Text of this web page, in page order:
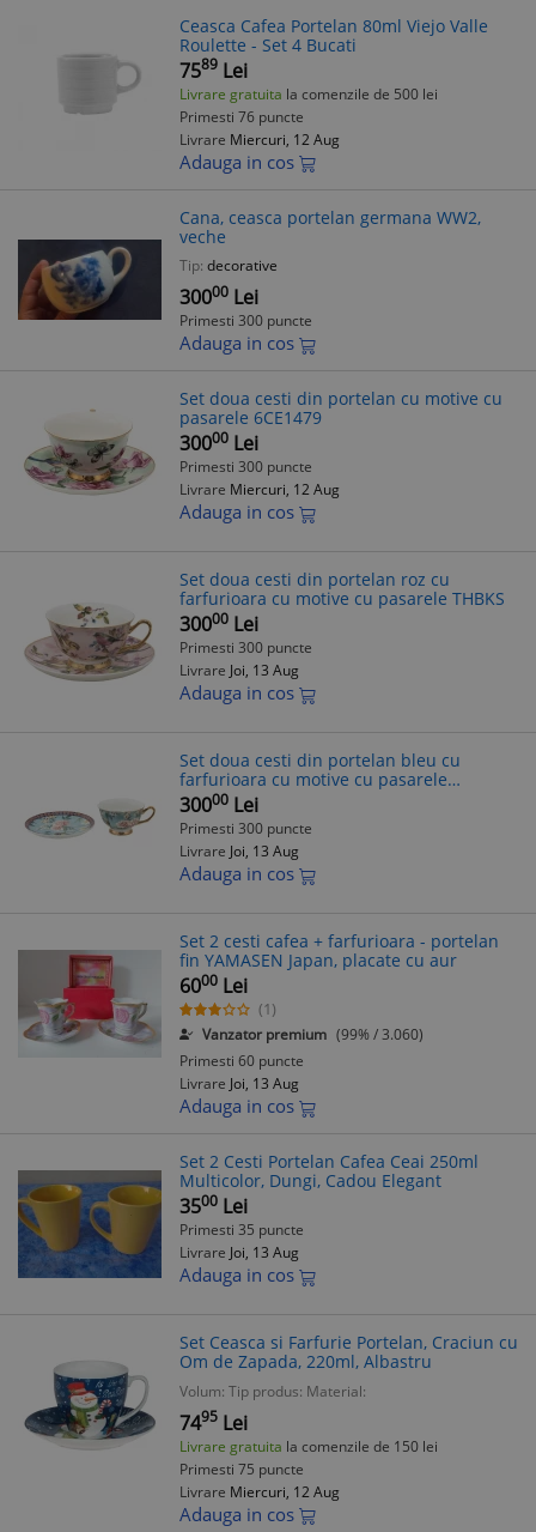
Ceasca Cafea Portelan 80ml Viejo Valle
Roulette - Set 4 Bucati
7589 Lei
Livrare gratuita la comenzile de 500 lei
Primesti 76 puncte
Livrare Miercuri, 12 Aug
Adauga in cos
Cana, ceasca portelan germana WW2,
veche
Tip: decorative
30000 Lei
Primesti 300 puncte
Adauga in cos
Set doua cesti din portelan cu motive cu
pasarele 6CE1479
30000 Lei
Primesti 300 puncte
Livrare Miercuri, 12 Aug
Adauga in cos
Set doua cesti din portelan roz cu
farfurioara cu motive cu pasarele THBKS
30000 Lei
Primesti 300 puncte
Livrare Joi, 13 Aug
Adauga in cos
Set doua cesti din portelan bleu cu
farfurioara cu motive cu pasarele
6CE1476
30000 Lei
Primesti 300 puncte
Livrare Joi, 13 Aug
Adauga in cos
Set 2 cesti cafea + farfurioara - portelan
fin YAMASEN Japan, placate cu aur
6000 Lei
(1)
Vanzator premium (99% / 3.060)
Primesti 60 puncte
Livrare Joi, 13 Aug
Adauga in cos
Set 2 Cesti Portelan Cafea Ceai 250ml
Multicolor, Dungi, Cadou Elegant
3500 Lei
Primesti 35 puncte
Livrare Joi, 13 Aug
Adauga in cos
Set Ceasca si Farfurie Portelan, Craciun cu
Om de Zapada, 220ml, Albastru
Volum: Tip produs: Material:
7495 Lei
Livrare gratuita la comenzile de 150 lei
Primesti 75 puncte
Livrare Miercuri, 12 Aug
Adauga in cos